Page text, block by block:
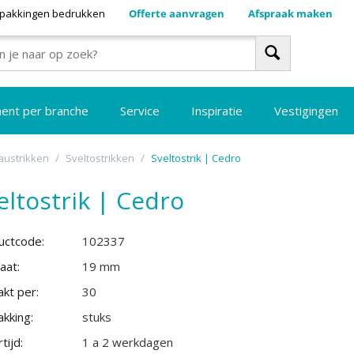
bedrukken Offerte aanvragen Afspraak maken
per branche Service Inspiratie Vestigingen
/ Sveltostrikken / Sveltostrik | Cedro
| Cedro
102337
19 mm
per:
30
stuks
1 a 2 werkdagen